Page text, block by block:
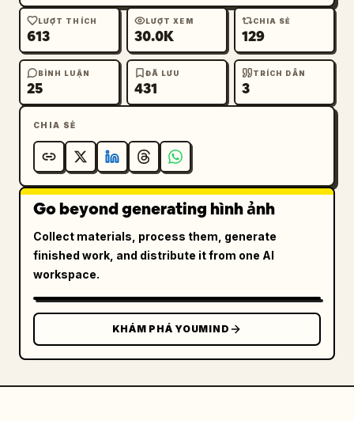
LƯỢT THÍCH
613
LƯỢT XEM
30.0K
CHIA SẺ
129
BÌNH LUẬN
25
ĐÃ LƯU
431
TRÍCH DẪN
3
CHIA SẺ
Go beyond generating hình ảnh
Collect materials, process them, generate
finished work, and distribute it from one AI
workspace.
KHÁM PHÁ YOUMIND